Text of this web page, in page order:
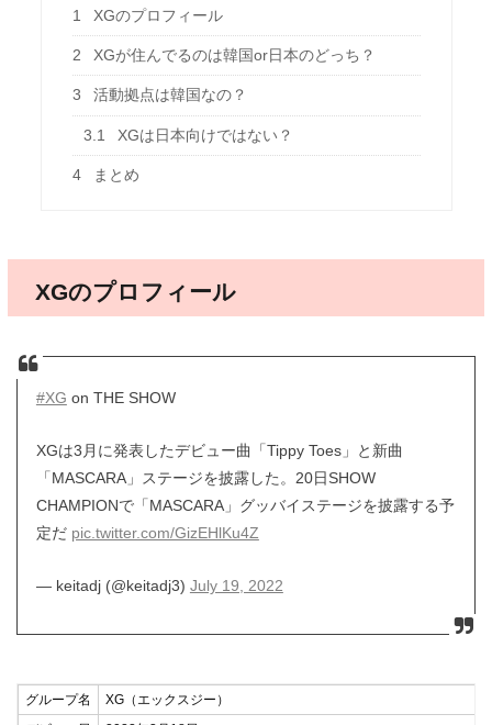
1 XGのプロフィール
2 XGが住んでるのは韓国or日本のどっち？
3 活動拠点は韓国なの？
3.1 XGは日本向けではない？
4 まとめ
XGのプロフィール
#XG on THE SHOW
XGは3月に発表したデビュー曲「Tippy Toes」と新曲
「MASCARA」ステージを披露した。20日SHOW
CHAMPIONで「MASCARA」グッバイステージを披露する予
定だ pic.twitter.com/GizEHlKu4Z
— keitadj (@keitadj3) July 19, 2022
グループ名
XG（エックスジー）